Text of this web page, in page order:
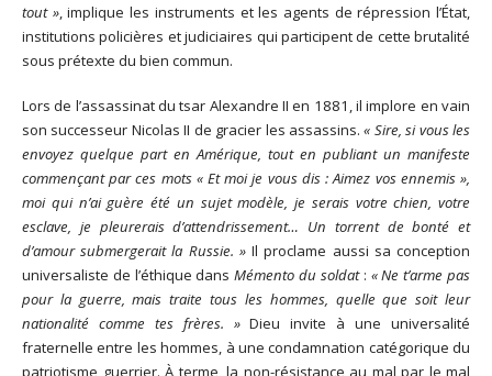
tout », implique les instruments et les agents de répression l’État,
institutions policières et judiciaires qui participent de cette brutalité
sous prétexte du bien commun.
Lors de l’assassinat du tsar Alexandre II en 1881, il implore en vain
son successeur Nicolas II de gracier les assassins.« Sire, si vous les
envoyez quelque part en Amérique, tout en publiant un manifeste
commençant par ces mots « Et moi je vous dis : Aimez vos ennemis »,
moi qui n’ai guère été un sujet modèle, je serais votre chien, votre
esclave, je pleurerais d’attendrissement… Un torrent de bonté et
d’amour submergerait la Russie. »Il proclame aussi sa conception
universaliste de l’éthique dansMémento du soldat: « Ne t’arme pas
pour la guerre, mais traite tous les hommes, quelle que soit leur
nationalité comme tes frères. »Dieu invite à une universalité
fraternelle entre les hommes, à une condamnation catégorique du
patriotisme guerrier. À terme, la non-résistance au mal par le mal